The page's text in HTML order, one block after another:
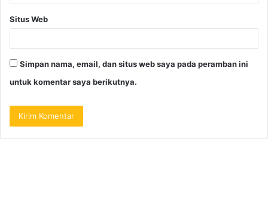
Situs Web
Simpan nama, email, dan situs web saya pada peramban ini
untuk komentar saya berikutnya.